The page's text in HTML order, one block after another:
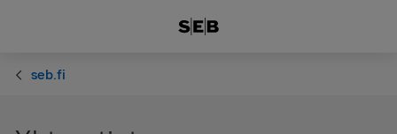
seb.fi